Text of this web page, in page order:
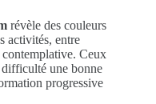
révèle des couleurs
activités, entre
Ceux
une bonne
progressive